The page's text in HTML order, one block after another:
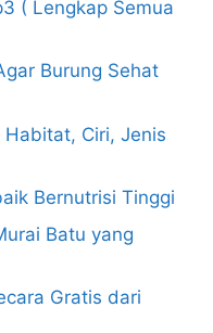
( Lengkap Semua
Burung Sehat
Ciri, Jenis
Bernutrisi Tinggi
Batu yang
Gratis dari